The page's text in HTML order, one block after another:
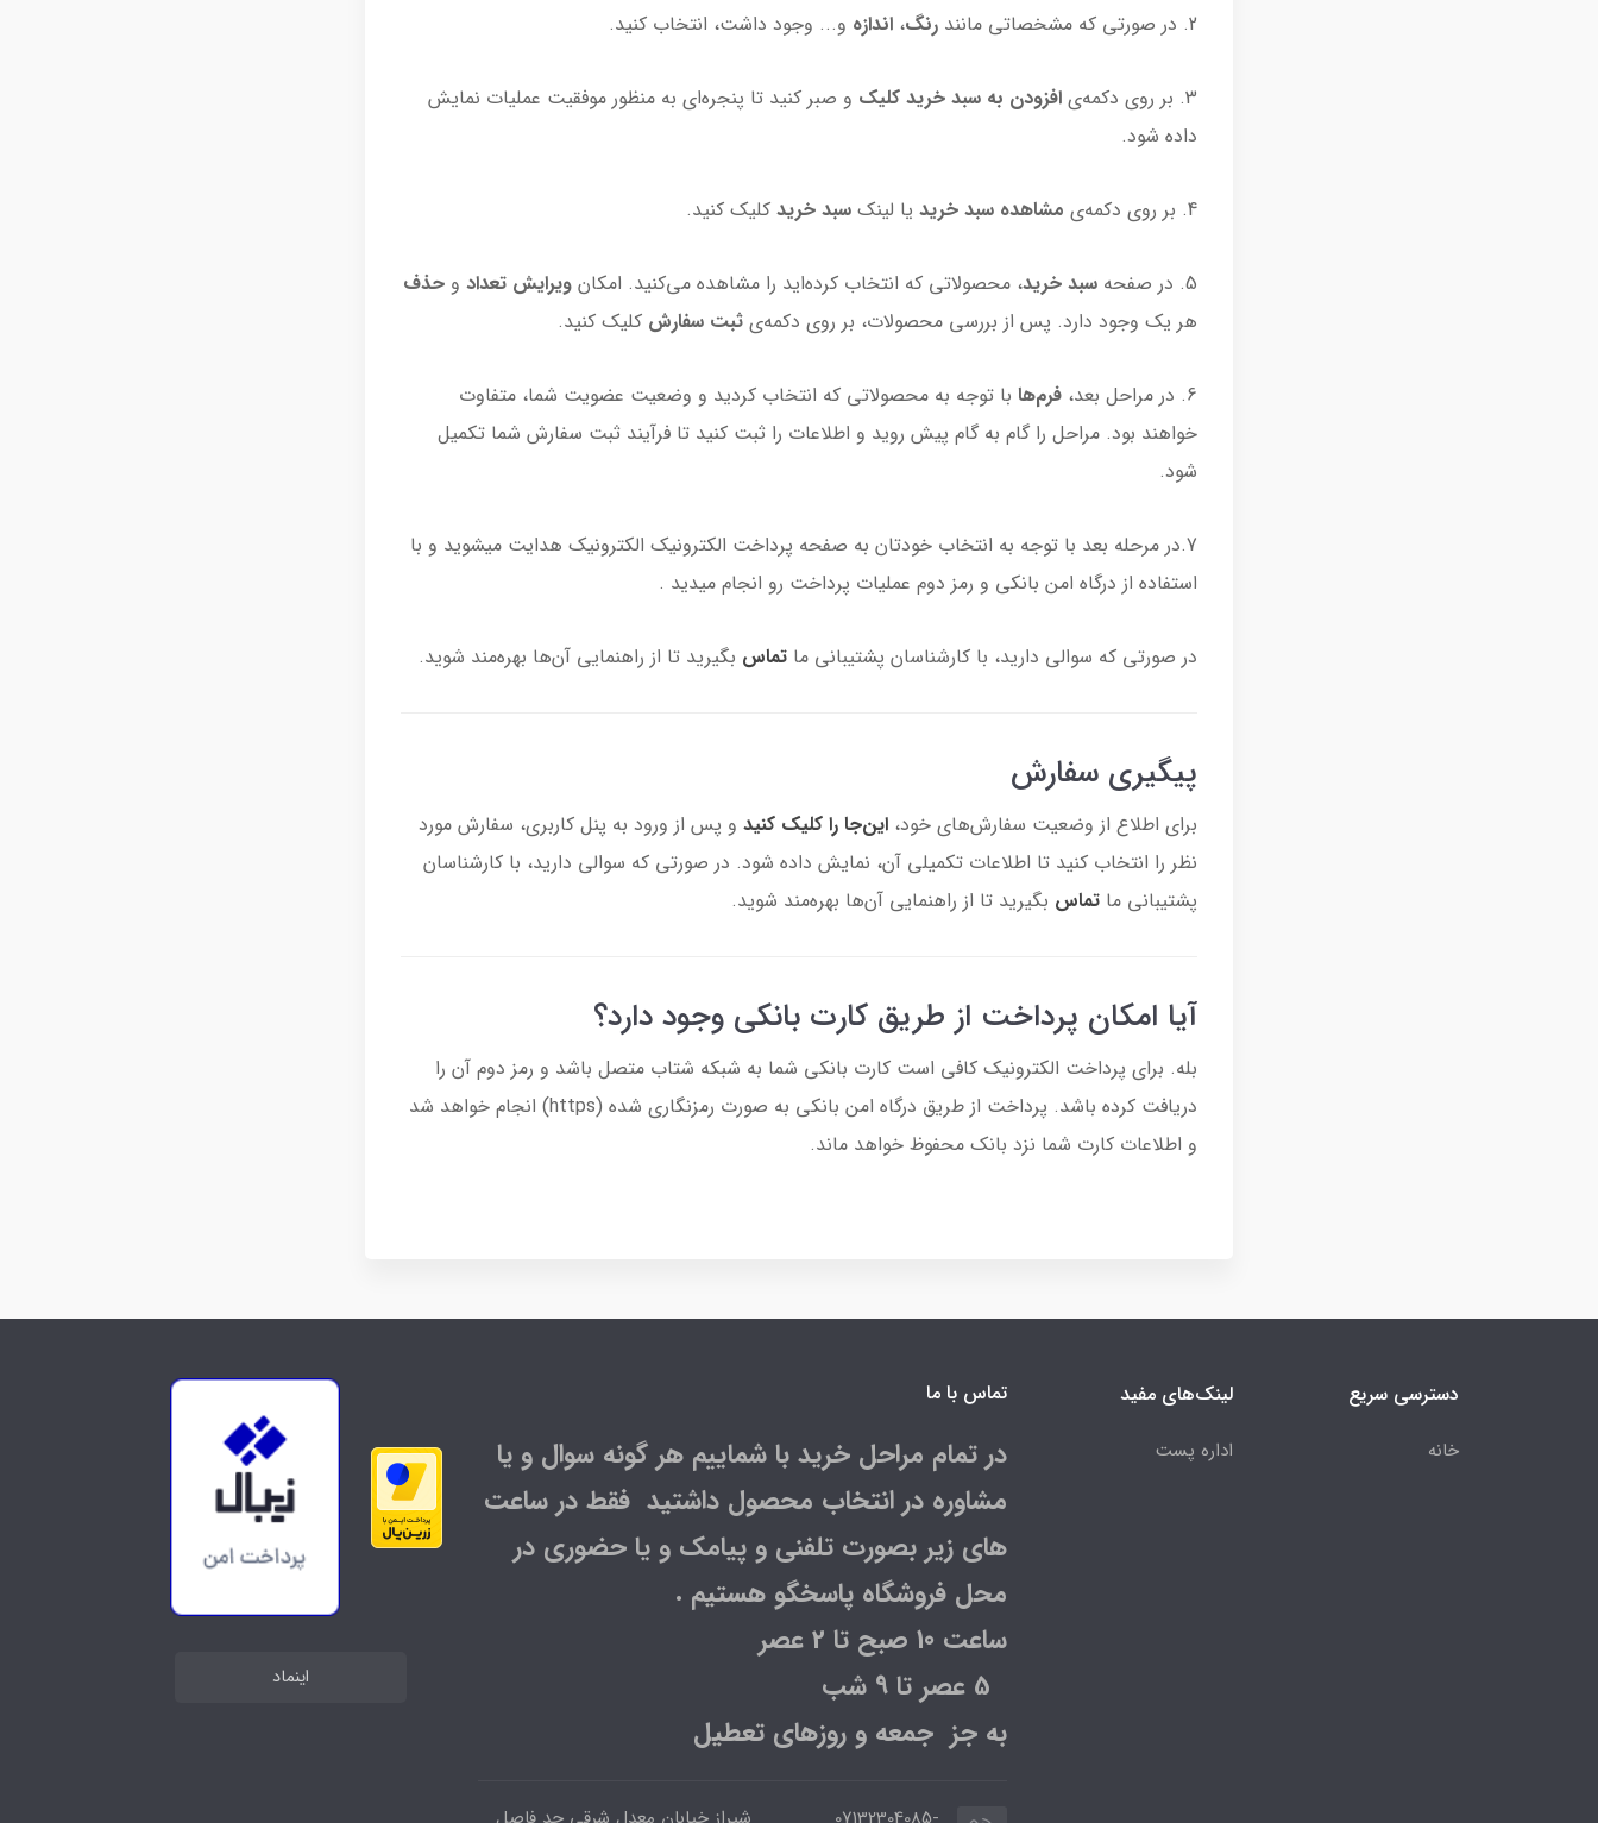
2. در صورتی که مشخصاتی مانند رنگ، اندازه و... وجود داشت، انتخاب کنید.
3. بر روی دکمه‌ی افزودن به سبد خرید کلیک و صبر کنید تا پنجره‌ای به منظور موفقیت عملیات نمایش
داده شود.
4. بر روی دکمه‌ی مشاهده سبد خرید یا لینک سبد خرید کلیک کنید.
5. در صفحه سبد خرید، محصولاتی که انتخاب کرده‌اید را مشاهده می‌کنید. امکان ویرایش تعداد و حذف
هر یک وجود دارد. پس از بررسی محصولات، بر روی دکمه‌ی ثبت سفارش کلیک کنید.
6. در مراحل بعد، فرم‌ها با توجه به محصولاتی که انتخاب کردید و وضعیت عضویت شما، متفاوت
خواهند بود. مراحل را گام به گام پیش روید و اطلاعات را ثبت کنید تا فرآیند ثبت سفارش شما تکمیل
شود.
7.در مرحله بعد با توجه به انتخاب خودتان به صفحه پرداخت الکترونیک الکترونیک هدایت میشوید و با
استفاده از درگاه امن بانکی و رمز دوم عملیات پرداخت رو انجام میدید .
در صورتی که سوالی دارید، با کارشناسان پشتیبانی ما تماس بگیرید تا از راهنمایی آن‌ها بهره‌مند شوید.
پیگیری سفارش
برای اطلاع از وضعیت سفارش‌های خود، این‌جا را کلیک کنید و پس از ورود به پنل کاربری، سفارش مورد
نظر را انتخاب کنید تا اطلاعات تکمیلی آن، نمایش داده شود. در صورتی که سوالی دارید، با کارشناسان
پشتیبانی ما تماس بگیرید تا از راهنمایی آن‌ها بهره‌مند شوید.
آیا امکان پرداخت از طریق کارت بانکی وجود دارد؟
بله. برای پرداخت الکترونیک کافی است کارت بانکی شما به شبکه شتاب متصل باشد و رمز دوم آن را
دریافت کرده باشد. پرداخت از طریق درگاه امن بانکی به صورت رمزنگاری شده (https) انجام خواهد شد
و اطلاعات کارت شما نزد بانک محفوظ خواهد ماند.
دسترسی سریع
خانه
لینک‌های مفید
اداره پست
تماس با ما
در تمام مراحل خرید با شماییم هر گونه سوال و یا
مشاوره در انتخاب محصول داشتید فقط در ساعت
های زیر بصورت تلفنی و پیامک و یا حضوری در
محل فروشگاه پاسخگو هستیم .
ساعت 10 صبح تا 2 عصر
به جز جمعه و روزهای تعطیل
اینماد